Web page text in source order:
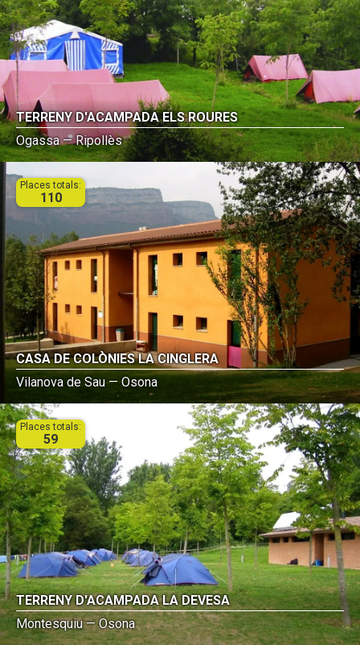
TERRENY D'ACAMPADA ELS ROURES
Ogassa — Ripollès
CASA DE COLÒNIES LA CINGLERA
Vilanova de Sau — Osona
Places totals:
110
TERRENY D'ACAMPADA LA DEVESA
Montesquiu — Osona
Places totals:
59